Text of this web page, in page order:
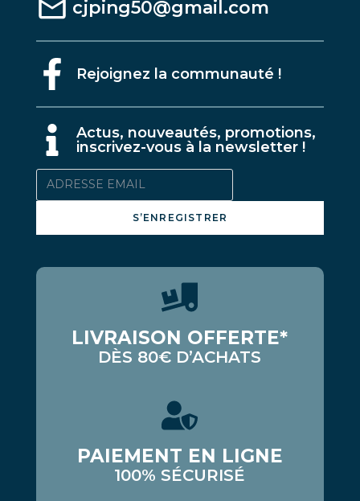
cjping50@gmail.com
Rejoignez la communauté !
Actus, nouveautés, promotions,
inscrivez-vous à la newsletter !
S’ENREGISTRER
LIVRAISON OFFERTE*
DÈS 80€ D’ACHATS
PAIEMENT EN LIGNE
100% SÉCURISÉ